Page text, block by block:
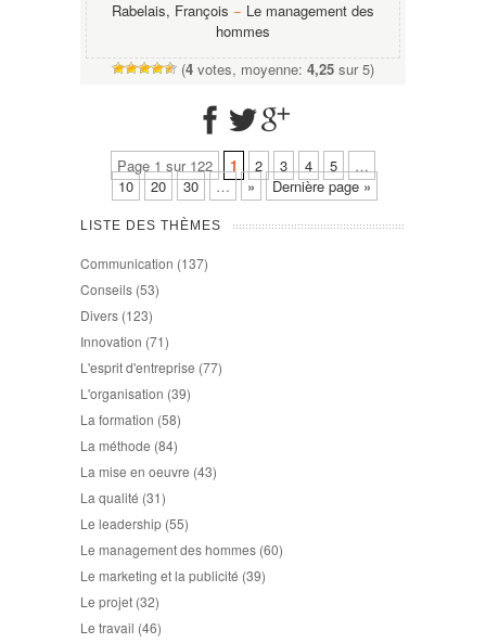
Rabelais, François − Le management des
hommes
(4 votes, moyenne: 4,25 sur 5)
Page 1 sur 122 1 2 3 4 5
…
10
20 30 … » Dernière page »
LISTE DES THÈMES
Communication (137)
Conseils (53)
Divers (123)
Innovation (71)
L'esprit d'entreprise (77)
L'organisation (39)
La formation (58)
La méthode (84)
La mise en oeuvre (43)
La qualité (31)
Le leadership (55)
Le management des hommes (60)
Le marketing et la publicité (39)
Le projet (32)
Le travail (46)